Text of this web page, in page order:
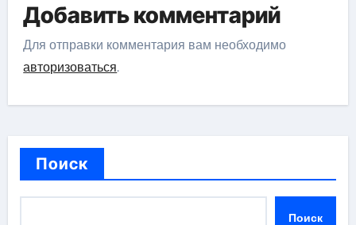
Добавить комментарий
Для отправки комментария вам необходимо
авторизоваться.
Поиск
Поиск